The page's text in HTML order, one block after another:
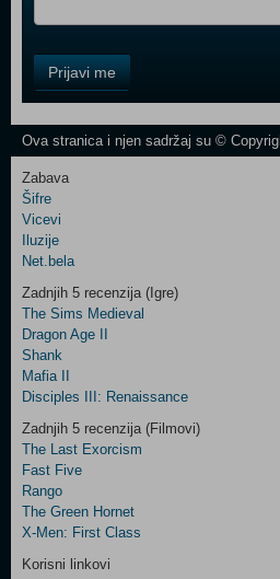
Field
One
Newsletter
Control
Field
Two
Newsletter
Control
Field
Three
Newsletter
Prijavi me
Ova stranica i njen sadržaj su ©
Zabava
Šifre
Vicevi
Iluzije
Net.bela
Zadnjih 5 recenzija (Igre)
The Sims Medieval
Dragon Age II
Shank
Mafia II
Disciples III: Renaissance
Zadnjih 5 recenzija (Filmovi)
The Last Exorcism
Fast Five
Rango
The Green Hornet
X-Men: First Class
Korisni linkovi